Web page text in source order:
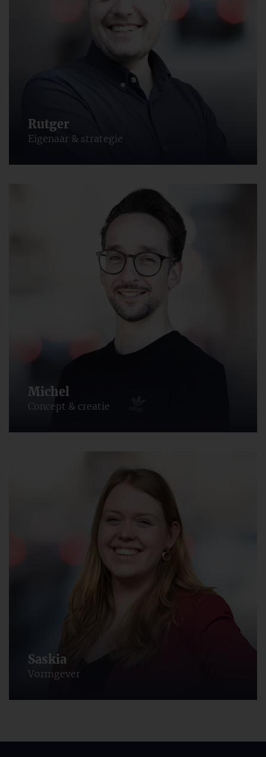
Rutger
Eigenaar & strategie
Michel
Concept & creatie
Saskia
Vormgever